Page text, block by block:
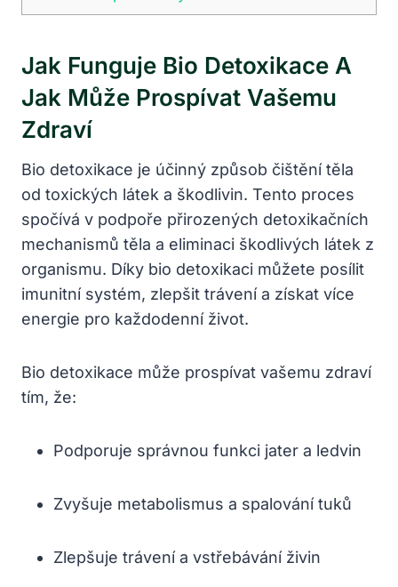
Jak Funguje Bio Detoxikace A
Jak Může Prospívat Vašemu
Zdraví
Bio detoxikace je účinný způsob čištění těla
od toxických látek a škodlivin. Tento proces
spočívá v podpoře přirozených detoxikačních
mechanismů těla a eliminaci škodlivých látek z
organismu. Díky bio detoxikaci můžete posílit
imunitní systém, zlepšit trávení a získat více
energie pro každodenní život.
Bio detoxikace může prospívat vašemu zdraví
tím, že:
Podporuje správnou funkci jater a ledvin
Zvyšuje metabolismus a spalování tuků
Zlepšuje trávení a vstřebávání živin